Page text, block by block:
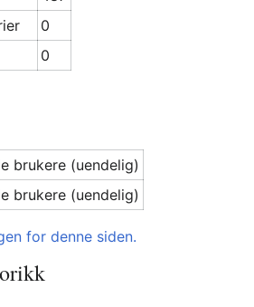
0
0
brukere (uendelig)
brukere (uendelig)
for denne siden.